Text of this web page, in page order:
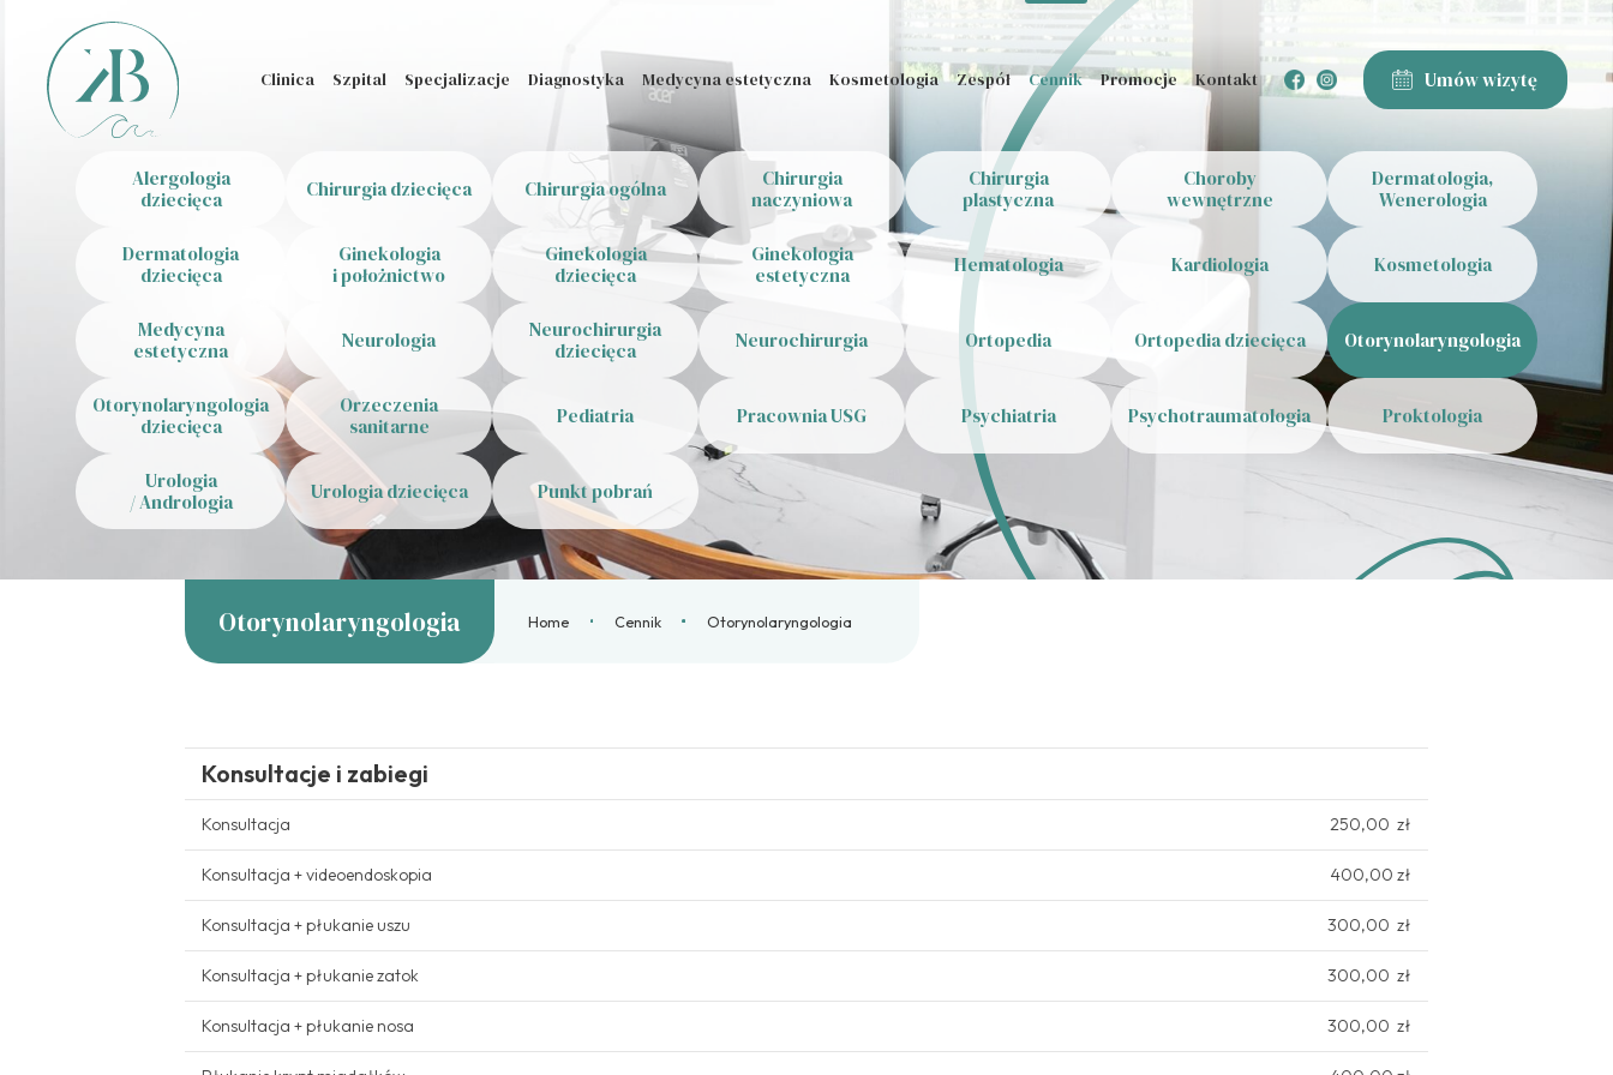
Clinica Szpital Specjalizacje Diagnostyka Medycyna estetyczna Kosmetologia Zespół Cennik Promocje Kontakt Umów wizytę
Alergologia
dziecięca
Chirurgia dziecięca Chirurgia ogólna
Chirurgia
naczyniowa
Chirurgia
plastyczna
Choroby
wewnętrzne
Dermatologia,
Wenerologia
Dermatologia
dziecięca
Ginekologia
i położnictwo
Ginekologia
dziecięca
Ginekologia
estetyczna
Hematologia Kardiologia Kosmetologia
Medycyna
estetyczna
Neurologia
Neurochirurgia
dziecięca
Neurochirurgia Ortopedia Ortopedia dziecięca Otorynolaryngologia
Otorynolaryngologia
dziecięca
Orzeczenia
sanitarne
Pediatria Pracownia USG Psychiatria Psychotraumatologia Proktologia
Urologia
/ Andrologia
Urologia dziecięca Punkt pobrań
Otorynolaryngologia Home Cennik Otorynolaryngologia
Konsultacje i zabiegi
Konsultacja 250,00 zł
Konsultacja + videoendoskopia 400,00 zł
Konsultacja + płukanie uszu 300,00 zł
Konsultacja + płukanie zatok 300,00 zł
Konsultacja + płukanie nosa 300,00 zł